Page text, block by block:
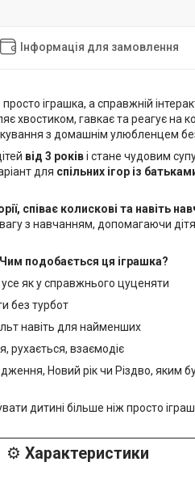
Інформація для замовлення
іграшка, а справжній
хвостиком, гавкає та реагує на
з домашнім улюбленцем
від 3 роківі стане чудовим
для спільних ігор із
співає колискові та навіть
з навчанням, допомагаючи
Чим подобається ця іграшка?
усе як у справжнього цуценяти
без турбот
навіть для найменших
рухається, взаємодіє
Новий рік чи Різдво, яким
дитині більше ніж просто
⚙️Характеристики